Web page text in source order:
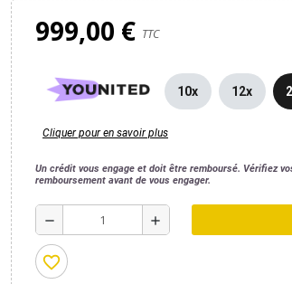
999,00 € TTC
10x 12x
Cliquer pour en savoir plus
Un crédit vous engage et doit être remboursé. Vérifiez
remboursement avant de vous engager.
remove add
favorite_border